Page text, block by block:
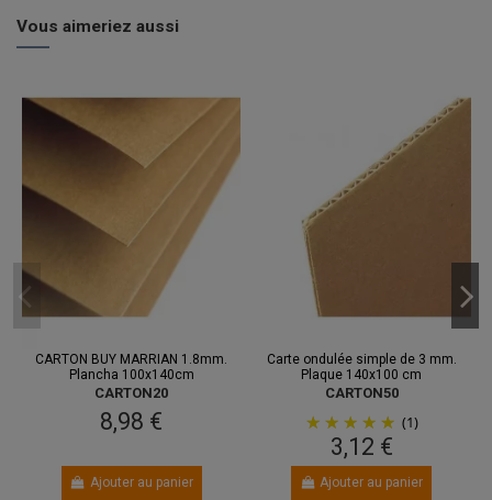
Vous aimeriez aussi
CARTON BUY MARRIAN 1.8mm.
Plancha 100x140cm
CARTON20
8,98 €
Ajouter au panier
Carte ondulée simple de 3 mm.
Plaque 140x100 cm
CARTON50
(1)
3,12 €
Ajouter au panier